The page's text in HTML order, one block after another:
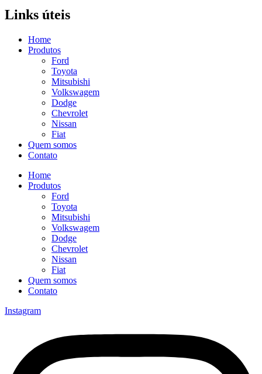
Links úteis
Home
Produtos
Ford
Toyota
Mitsubishi
Volkswagem
Dodge
Chevrolet
Nissan
Fiat
Quem somos
Contato
Home
Produtos
Ford
Toyota
Mitsubishi
Volkswagem
Dodge
Chevrolet
Nissan
Fiat
Quem somos
Contato
Instagram